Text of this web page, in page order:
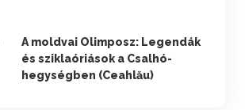
A moldvai Olimposz: Legendák
és sziklaóriások a Csalhó-
hegységben (Ceahlău)